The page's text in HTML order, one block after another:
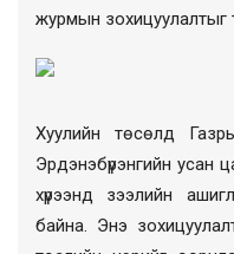
журмын зохицуулалтыг
Хуулийн төсөлд
Эрдэнэбүрэнгийн усан
хүрээнд зээлийн
байна. Энэ